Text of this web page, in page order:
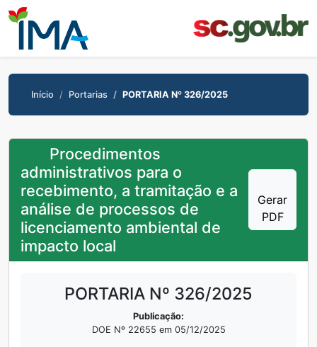
Início Portarias PORTARIA Nº 326/2025
Procedimentos
administrativos para o
recebimento, a tramitação e a
análise de processos de
licenciamento ambiental de
impacto local
Gerar
PDF
PORTARIA Nº 326/2025
Publicação:
DOE Nº 22655 em 05/12/2025